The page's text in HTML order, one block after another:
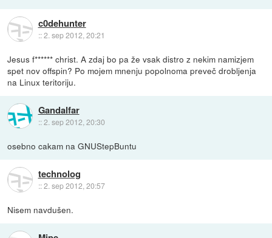
c0dehunter
::2. sep 2012, 20:21
Jesus f****** christ. A zdaj bo pa že vsak distro z nekim namizjem
spet nov offspin? Po mojem mnenju popolnoma preveč drobljenja
na Linux teritoriju.
Gandalfar
::2. sep 2012, 20:30
osebno cakam na GNUStepBuntu
technolog
::2. sep 2012, 20:57
Nisem navdušen.